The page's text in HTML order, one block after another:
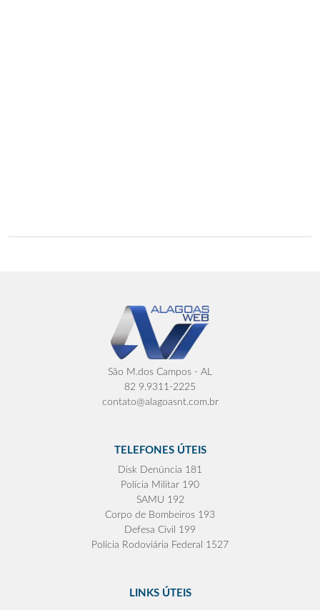
São M.dos Campos - AL
82 9.9311-2225
contato@alagoasnt.com.br
TELEFONES ÚTEIS
Disk Denúncia 181
Polícia Militar 190
SAMU 192
Corpo de Bombeiros 193
Defesa Civil 199
Polícia Rodoviária Federal 1527
LINKS ÚTEIS